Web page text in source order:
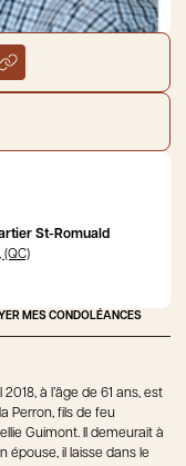
St-Romuald
MES CONDOLÉANCES
à l’âge de 61 ans, est
Perron, fils de feu
Guimont. Il demeurait à
épouse, il laisse dans le